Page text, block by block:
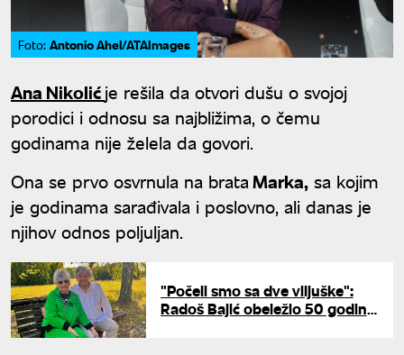
Foto: Antonio Ahel/ATAImages
Ana Nikolićje rešila da otvori dušu o svojoj
porodici i odnosu sa najbližima, o čemu
godinama nije želela da govori.
Ona se prvo osvrnula na brataMarka, sa kojim
je godinama sarađivala i poslovno, ali danas je
njihov odnos poljuljan.
"Počeli smo sa dve viljuške":
Radoš Bajić obeležio 50 godina